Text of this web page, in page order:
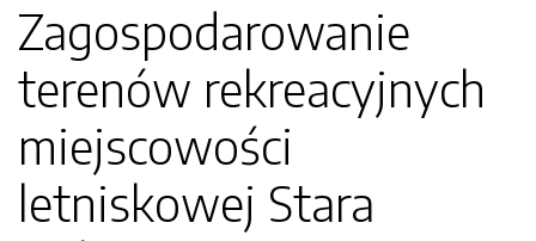
Zagospodarowanie
terenów rekreacyjnych
miejscowości
letniskowej Stara